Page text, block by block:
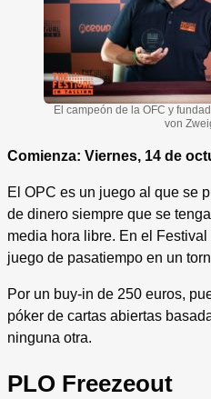
El campeón de la OFC y
von
Comienza: Viernes, 14 de
El OPC es un juego al que se
de dinero siempre que se
media hora libre. En el
juego de pasatiempo en un
Por un buy-in de 250 euros,
póker de cartas abiertas
ninguna otra.
PLO Freezeout